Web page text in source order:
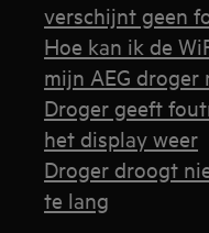
verschijnt geen
Hoe kan ik de
mijn AEG droger
Droger geeft
het display weer
Droger droogt
te lang